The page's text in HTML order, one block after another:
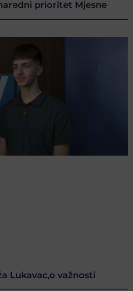
prioritet Mjesne
Lukavac,o važnosti